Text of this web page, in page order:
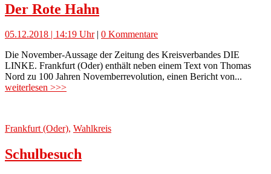
Der Rote Hahn
05.12.2018 | 14:19 Uhr| 0 Kommentare
Die November-Aussage der Zeitung des Kreisverbandes DIE
LINKE. Frankfurt (Oder) enthält neben einem Text von Thomas
Nord zu 100 Jahren Novemberrevolution, einen Bericht von...
weiterlesen >>>
Frankfurt (Oder), Wahlkreis
Schulbesuch